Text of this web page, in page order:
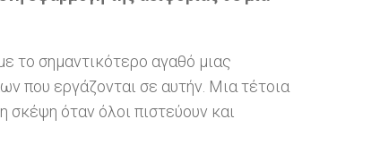
το σημαντικότερο αγαθό μιας
που εργάζονται σε αυτήν. Μια τέτοια
σκέψη όταν όλοι πιστεύουν και